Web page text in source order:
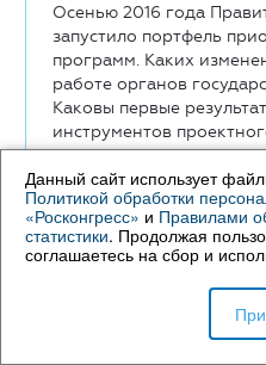
Осенью 2016 года
запустило портфель
программ. Каких
работе органов
Каковы первые
инструментов
«пилотных» ...
Данный сайт использует
Политикой обработки
«Росконгресс» и Правилами
статистики. Продолжая
соглашаетесь на сбор и